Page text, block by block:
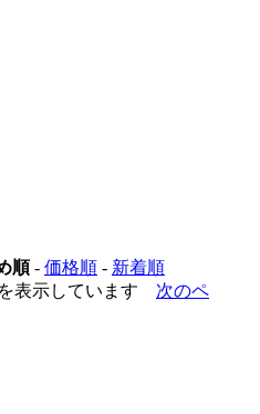
順- 価格順 - 新着順
表示しています 次のペ